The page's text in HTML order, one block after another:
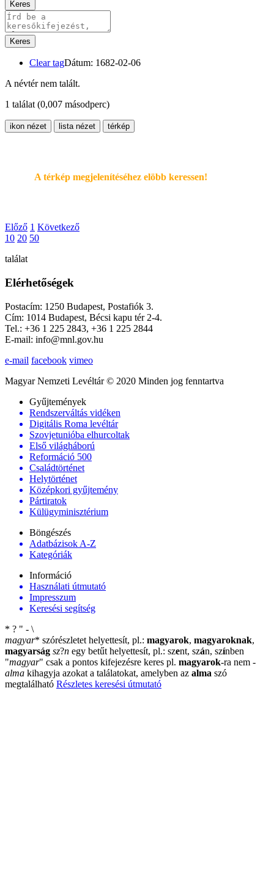
Keres
Keres
Clear tagDátum: 1682-02-06
A névtér nem talált.
1 találat (0,007 másodperc)
ikon nézet lista nézet térkép
A térkép megjelenítéséhez elöbb keressen!
Előző 1 Következő
10 20 50
találat
Elérhetőségek
Postacím: 1250 Budapest, Postafiók 3.
Cím: 1014 Budapest, Bécsi kapu tér 2-4.
Tel.: +36 1 225 2843, +36 1 225 2844
E-mail: info@mnl.gov.hu
e-mail facebook vimeo
Magyar Nemzeti Levéltár © 2020 Minden jog fenntartva
Gyűjtemények
Rendszerváltás vidéken
Digitális Roma levéltár
Szovjetunióba elhurcoltak
Első világháború
Reformáció 500
Családtörténet
Helytörténet
Középkori gyűjtemény
Pártiratok
Külügyminisztérium
Böngészés
Adatbázisok A-Z
Kategóriák
Információ
Használati útmutató
Impresszum
Keresési segítség
* ? " - \
magyar* szórészletet helyettesít, pl.: magyarok, magyaroknak,
magyarság sz?n egy betűt helyettesít, pl.: szent, szán, színben
"magyar" csak a pontos kifejezésre keres pl. magyarok-ra nem -
alma kihagyja azokat a találatokat, amelyben az alma szó
megtalálható Részletes keresési útmutató